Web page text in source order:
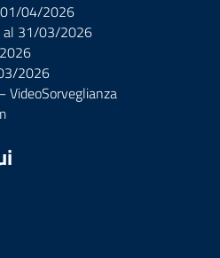
01/04/2026
al 31/03/2026
2026
VideoSorveglianza